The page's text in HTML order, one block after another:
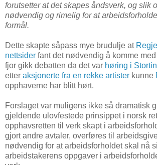
forutsetter at det skapes åndsverk, og slik
nødvendig og rimelig for at
formål.
Dette skapte såpass mye brudulje at
nettsider fant det nødvendig å komme med
fjor gikk debatten da det var høring i
etter aksjonerte fra en rekke artister kunne
opphaverne har blitt hørt.
Forslaget var muligens ikke så dramatisk
gjeldende ulovfestede prinsippet i norsk
opphavsretten til verk skapt i
gjort andre avtaler, overføres til
nødvendig for at arbeidsforholdet skal nå
arbeidstakerens oppgaver i